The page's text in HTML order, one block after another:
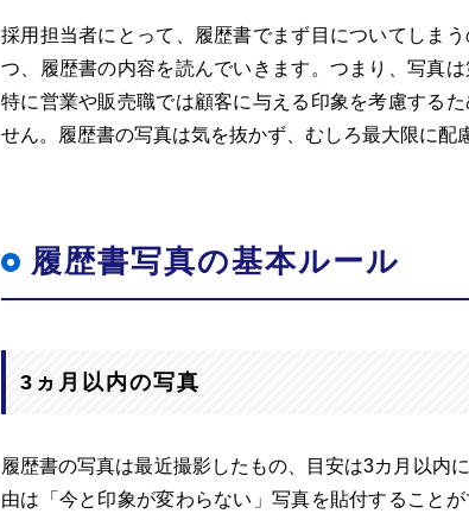
採用担当者にとって、履歴書でまず目についてしま
つ、履歴書の内容を読んでいきます。つまり、写真
特に営業や販売職では顧客に与える印象を考慮する
せん。履歴書の写真は気を抜かず、むしろ最大限に配
履歴書写真の基本ルール
3ヵ月以内の写真
履歴書の写真は最近撮影したもの、目安は3カ月以内
由は「今と印象が変わらない」写真を貼付すること